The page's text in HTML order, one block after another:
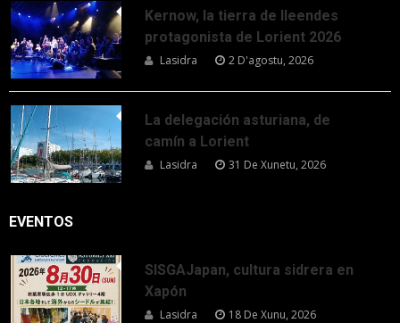
Kernow, la tierra de lleendes
protagonista de Lorient 2026
Lasidra 2 D'agostu, 2026
La delegación asturiana, de
camín a Lorient
Lasidra 31 De Xunetu, 2026
EVENTOS
SISGAJapan, cultura sidrera en
Xapón
Lasidra 18 De Xunu, 2026